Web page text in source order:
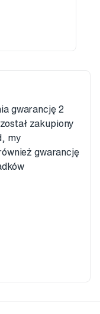
gwarancję 2
zakupiony
my
gwarancję